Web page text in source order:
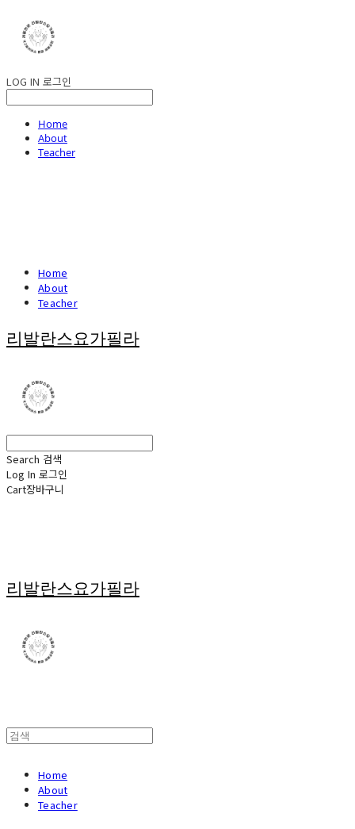
LOG IN 로그인
Home
About
Teacher
Home
About
Teacher
리발란스요가필라
Search 검색
Log In 로그인
Cart장바구니
리발란스요가필라
Home
About
Teacher